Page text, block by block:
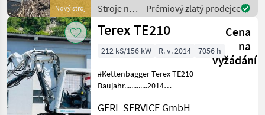
Nový stroj
deinen Besu
Stroje na
stavbu /
Bobcat
Prémiový zlatý prodejce
Terex TE210
Cena
na
vyžádání
212 kS/156 kW R. v. 2014 7056 h
#Kettenbagger Terex TE210
Baujahr.............2014
Stundenzähler.......7056
GERL SERVICE GmbH